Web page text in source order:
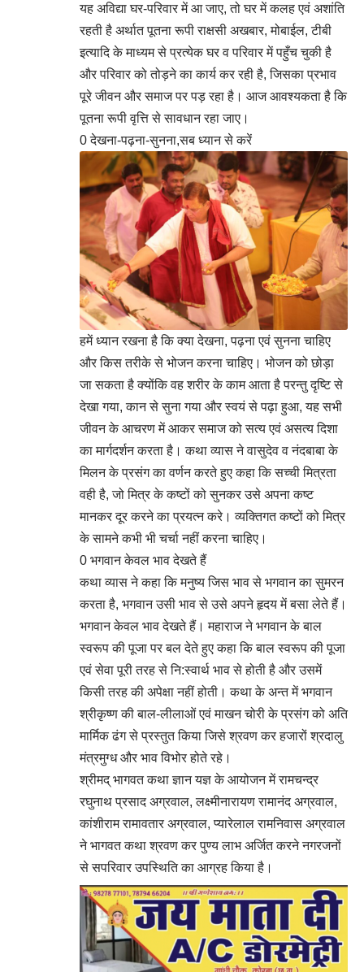
यह अविद्या घर-परिवार में आ जाए, तो घर में कलह एवं अशांति
रहती है अर्थात पूतना रूपी राक्षसी अखबार, मोबाईल, टीबी
इत्यादि के माध्यम से प्रत्येक घर व परिवार में पहुँच चुकी है
और परिवार को तोड़ने का कार्य कर रही है, जिसका प्रभाव
पूरे जीवन और समाज पर पड़ रहा है। आज आवश्यकता है कि
पूतना रूपी वृत्ति से सावधान रहा जाए।
0 देखना-पढ़ना-सुनना,सब ध्यान से करें
हमें ध्यान रखना है कि क्या देखना, पढ़ना एवं सुनना चाहिए
और किस तरीके से भोजन करना चाहिए। भोजन को छोड़ा
जा सकता है क्योंकि वह शरीर के काम आता है परन्तु दृष्टि से
देखा गया, कान से सुना गया और स्वयं से पढ़ा हुआ, यह सभी
जीवन के आचरण में आकर समाज को सत्य एवं असत्य दिशा
का मार्गदर्शन करता है। कथा व्यास ने वासुदेव व नंदबाबा के
मिलन के प्रसंग का वर्णन करते हुए कहा कि सच्ची मित्रता
वही है, जो मित्र के कष्टों को सुनकर उसे अपना कष्ट
मानकर दूर करने का प्रयत्न करे। व्यक्तिगत कष्टों को मित्र
के सामने कभी भी चर्चा नहीं करना चाहिए।
0 भगवान केवल भाव देखते हैं
कथा व्यास ने कहा कि मनुष्य जिस भाव से भगवान का सुमरन
करता है, भगवान उसी भाव से उसे अपने हृदय में बसा लेते हैं।
भगवान केवल भाव देखते हैं। महाराज ने भगवान के बाल
स्वरूप की पूजा पर बल देते हुए कहा कि बाल स्वरूप की पूजा
एवं सेवा पूरी तरह से नि:स्वार्थ भाव से होती है और उसमें
किसी तरह की अपेक्षा नहीं होती। कथा के अन्त में भगवान
श्रीकृष्ण की बाल-लीलाओं एवं माखन चोरी के प्रसंग को अति
मार्मिक ढंग से प्रस्तुत किया जिसे श्रवण कर हजारों श्रदालु
मंत्रमुग्ध और भाव विभोर होते रहे।
श्रीमद् भागवत कथा ज्ञान यज्ञ के आयोजन में रामचन्द्र
रघुनाथ प्रसाद अग्रवाल, लक्ष्मीनारायण रामानंद अग्रवाल,
कांशीराम रामावतार अग्रवाल, प्यारेलाल रामनिवास अग्रवाल
ने भागवत कथा श्रवण कर पुण्य लाभ अर्जित करने नगरजनों
से सपरिवार उपस्थिति का आग्रह किया है।